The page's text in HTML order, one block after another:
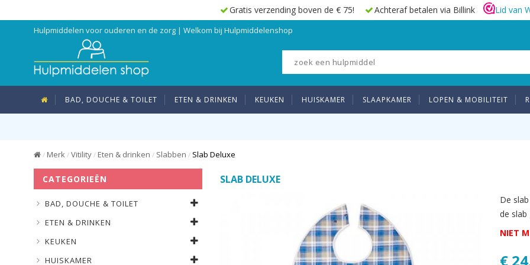
Gratis verzending boven de € 75! Achteraf betalen via Billink Lid van
Hulpmiddelen voor ouderen en de zorg | Welkom bij Hulpmiddelenshop
BAD, DOUCHE & TOILET ETEN & DRINKEN KEUKEN HUISKAMER SLAAPKAMER LOPEN & MOBILITEIT
/ Merk / Vitility / Eten & drinken / Slabben / Slab Deluxe
SLAB DELUXE
De
de slab
NIET
€
CATEGORIEËN
BAD, DOUCHE & TOILET
ETEN & DRINKEN
KEUKEN
HUISKAMER